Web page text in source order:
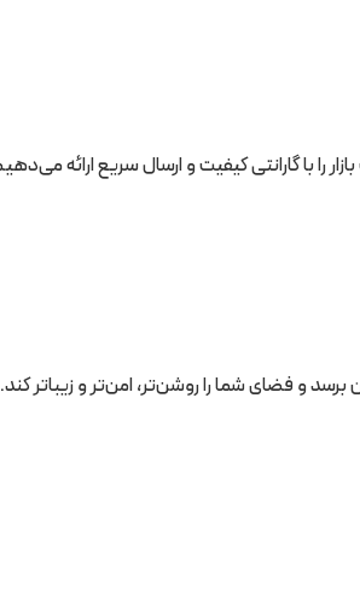
و فضای شما را روشن‌تر، امن‌تر و زیباتر کند.